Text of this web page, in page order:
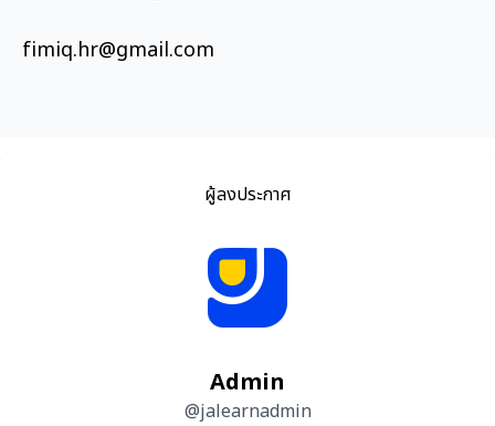
fimiq.hr@gmail.com
ผู้ลงประกาศ
Admin
@jalearnadmin